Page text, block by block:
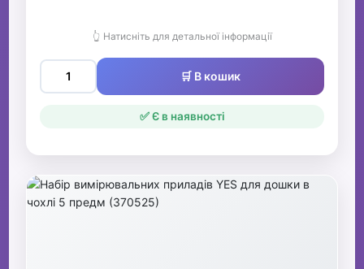
👆 Натисніть для детальної інформації
🛒 В кошик
✅ Є в наявності